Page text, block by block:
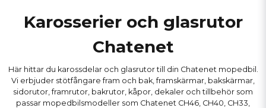
Karosserier och glasrutor
Chatenet
Här hittar du karossdelar och glasrutor till din Chatenet mopedbil.
Vi erbjuder stötfångare fram och bak, framskärmar, bakskärmar,
sidorutor, framrutor, bakrutor, kåpor, dekaler och tillbehör som
passar mopedbilsmodeller som Chatenet CH46, CH40, CH33,